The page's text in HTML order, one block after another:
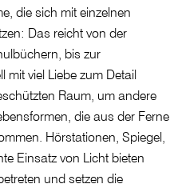
die sich mit einzelnen
Das reicht von der
bis zur
mit viel Liebe zum Detail
Raum, um andere
die aus der Ferne
Hörstationen, Spiegel,
Einsatz von Licht bieten
und setzen die